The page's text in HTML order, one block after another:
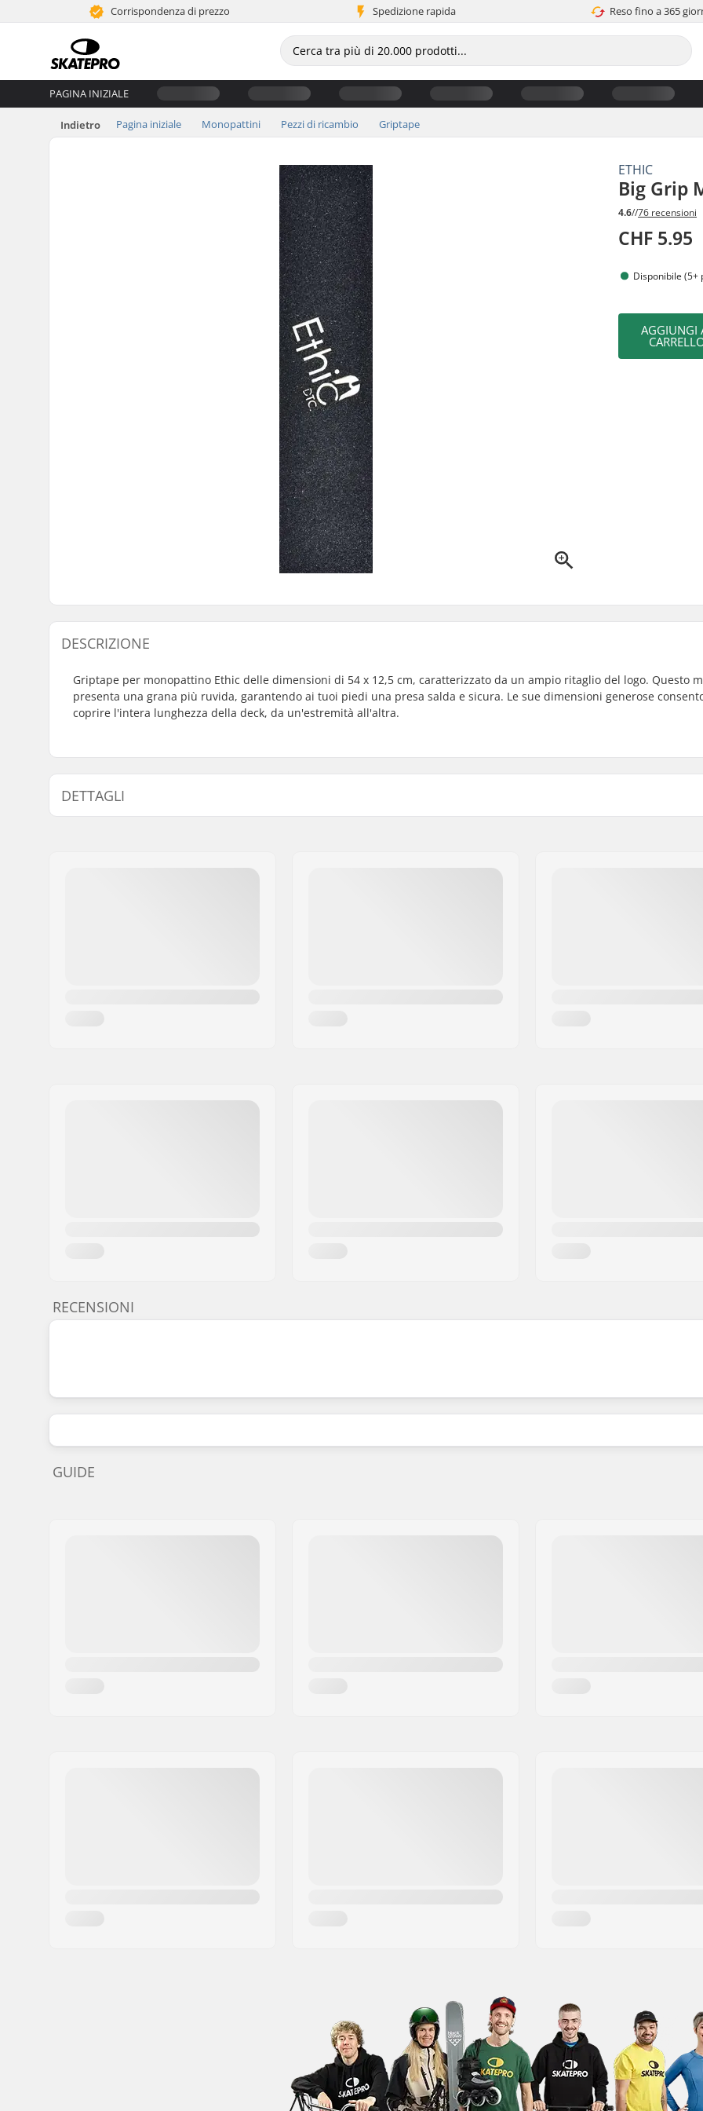
Corrispondenza di prezzo Spedizione rapida Reso fino a 365
PAGINA INIZIALE
Indietro Pagina iniziale Monopattini Pezzi di ricambio Griptape
ETHIC
Big Grip
4.6//76 recensioni
CHF 5.95
Disponibile (5+
AGGIUNGI
DESCRIZIONE
Griptape per monopattino Ethic delle dimensioni di 54 x 12,5 cm, caratterizzato da un ampio ritaglio del logo. Questo
presenta una grana più ruvida, garantendo ai tuoi piedi una presa salda e sicura. Le sue dimensioni generose
coprire l'intera lunghezza della deck, da un'estremità all'altra.
DETTAGLI
RECENSIONI
GUIDE